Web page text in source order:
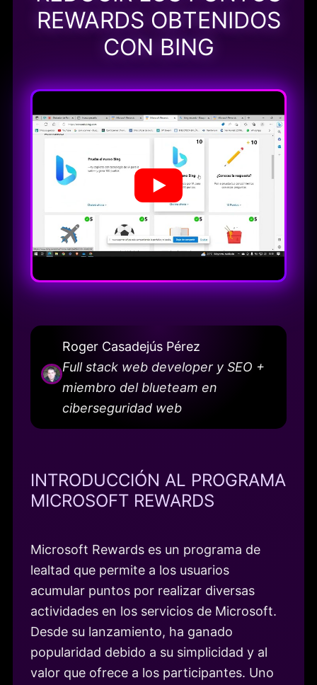
REWARDS OBTENIDOS
CON BING
Roger Casadejús Pérez
Full stack web developer y SEO +
miembro del blueteam en
ciberseguridad web
INTRODUCCIÓN AL PROGRAMA
MICROSOFT REWARDS
Microsoft Rewards es un programa de
lealtad que permite a los usuarios
acumular puntos por realizar diversas
actividades en los servicios de Microsoft.
Desde su lanzamiento, ha ganado
popularidad debido a su simplicidad y al
valor que ofrece a los participantes. Uno